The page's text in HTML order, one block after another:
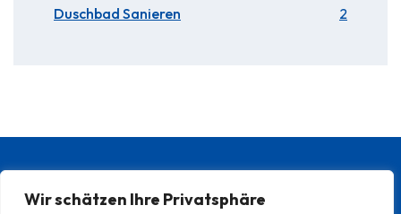
Wir schätzen Ihre Privatsphäre
Duschbad Sanieren 2
Stadtteile